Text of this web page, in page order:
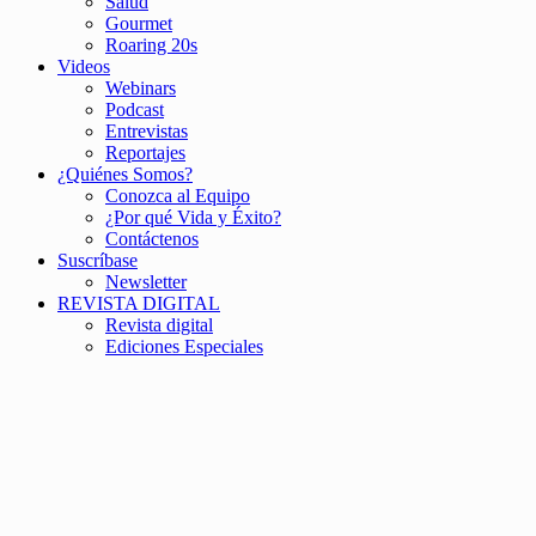
Gourmet
Roaring 20s
Videos
Webinars
Podcast
Entrevistas
Reportajes
¿Quiénes Somos?
Conozca al Equipo
¿Por qué Vida y Éxito?
Contáctenos
Suscríbase
Newsletter
REVISTA DIGITAL
Revista digital
Ediciones Especiales